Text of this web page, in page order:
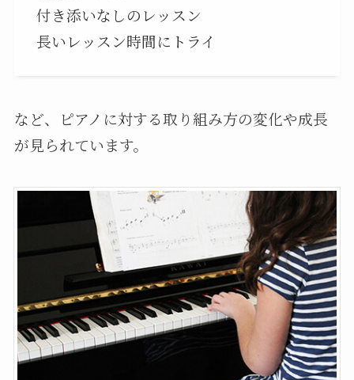
付き添いなしのレッスン
長いレッスン時間にトライ
など、ピアノに対する取り組み方の変化や成長
が見られています。